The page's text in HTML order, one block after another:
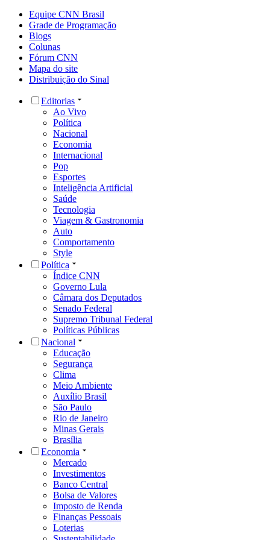
Equipe CNN Brasil
Grade de Programação
Blogs
Colunas
Fórum CNN
Mapa do site
Distribuição do Sinal
Editorias
Ao Vivo
Política
Nacional
Economia
Internacional
Pop
Esportes
Inteligência Artificial
Saúde
Tecnologia
Viagem & Gastronomia
Auto
Comportamento
Style
Política
Índice CNN
Governo Lula
Câmara dos Deputados
Senado Federal
Supremo Tribunal Federal
Políticas Públicas
Nacional
Educação
Segurança
Clima
Meio Ambiente
Auxílio Brasil
São Paulo
Rio de Janeiro
Minas Gerais
Brasília
Economia
Mercado
Investimentos
Banco Central
Bolsa de Valores
Imposto de Renda
Finanças Pessoais
Loterias